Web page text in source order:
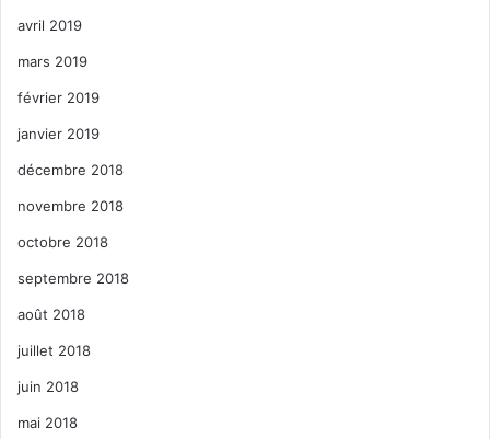
avril 2019
mars 2019
février 2019
janvier 2019
décembre 2018
novembre 2018
octobre 2018
septembre 2018
août 2018
juillet 2018
juin 2018
mai 2018